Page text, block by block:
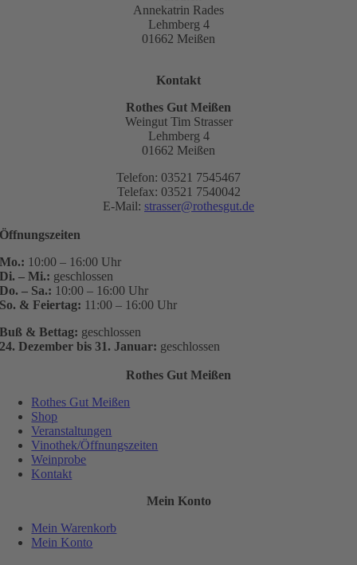
Annekatrin Rades
Lehmberg 4
01662 Meißen
Kontakt
Rothes Gut Meißen
Weingut Tim Strasser
Lehmberg 4
01662 Meißen
Telefon: 03521 7545467
Telefax: 03521 7540042
E-Mail: strasser@rothesgut.de
Öffnungszeiten
Mo.: 10:00 – 16:00 Uhr
Di. – Mi.: geschlossen
Do. – Sa.: 10:00 – 16:00 Uhr
So. & Feiertag: 11:00 – 16:00 Uhr
Buß & Bettag: geschlossen
24. Dezember bis 31. Januar: geschlossen
Rothes Gut Meißen
Rothes Gut Meißen
Shop
Veranstaltungen
Vinothek/Öffnungszeiten
Weinprobe
Kontakt
Mein Konto
Mein Warenkorb
Mein Konto